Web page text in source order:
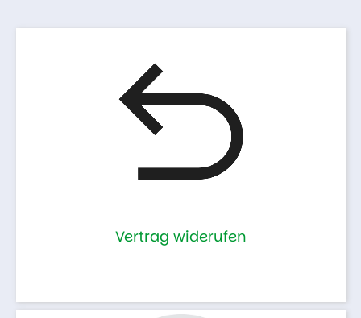
Vertrag widerufen